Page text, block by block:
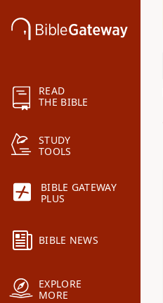
READ
THE BIBLE
STUDY
TOOLS
BIBLE GATEWAY
PLUS
BIBLE NEWS
EXPLORE
MORE